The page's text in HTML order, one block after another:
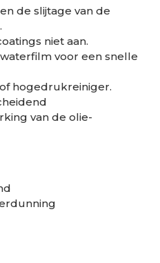
de slijtage van de
niet aan.
voor een snelle
hogedrukreiniger.
van de olie-